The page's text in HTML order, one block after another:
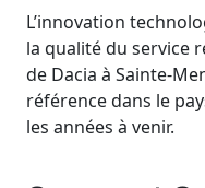
Aucun
L’innovation
la qualité du service
de Dacia à Sainte-
référence dans le
les années à venir.